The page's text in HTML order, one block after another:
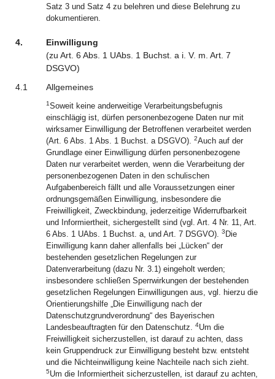
Satz 3 und Satz 4 zu belehren und diese Belehrung zu
dokumentieren.
4.
Einwilligung
(zu Art. 6 Abs. 1 UAbs. 1 Buchst. a i. V. m. Art. 7
DSGVO)
4.1
Allgemeines
1Soweit keine anderweitige Verarbeitungsbefugnis
einschlägig ist, dürfen personenbezogene Daten nur mit
wirksamer Einwilligung der Betroffenen verarbeitet werden
(Art. 6 Abs. 1 Abs. 1 Buchst. a DSGVO). 2Auch auf der
Grundlage einer Einwilligung dürfen personenbezogene
Daten nur verarbeitet werden, wenn die Verarbeitung der
personenbezogenen Daten in den schulischen
Aufgabenbereich fällt und alle Voraussetzungen einer
ordnungsgemäßen Einwilligung, insbesondere die
Freiwilligkeit, Zweckbindung, jederzeitige Widerrufbarkeit
und Informiertheit, sichergestellt sind (vgl. Art. 4 Nr. 11, Art.
6 Abs. 1 UAbs. 1 Buchst. a, und Art. 7 DSGVO). 3 Die
Einwilligung kann daher allenfalls bei „Lücken“ der
bestehenden gesetzlichen Regelungen zur
Datenverarbeitung (dazu Nr. 3.1) eingeholt werden;
insbesondere schließen Sperrwirkungen der bestehenden
gesetzlichen Regelungen Einwilligungen aus, vgl. hierzu die
Orientierungshilfe „Die Einwilligung nach der
Datenschutzgrundverordnung“ des Bayerischen
Landesbeauftragten für den Datenschutz. 4Um die
Freiwilligkeit sicherzustellen, ist darauf zu achten, dass
kein Gruppendruck zur Einwilligung besteht bzw. entsteht
und die Nichteinwilligung keine Nachteile nach sich zieht.
5Um die Informiertheit sicherzustellen, ist darauf zu achten,